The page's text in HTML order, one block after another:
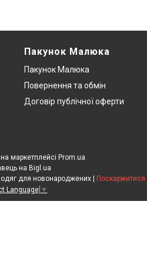
Пакунок Малюка
Пакунок Малюка
Повернення та обмін
Договір публічної оферти
маркетплейсі Prom.ua
на Bigl.ua
Поскаржитися
Language ▼